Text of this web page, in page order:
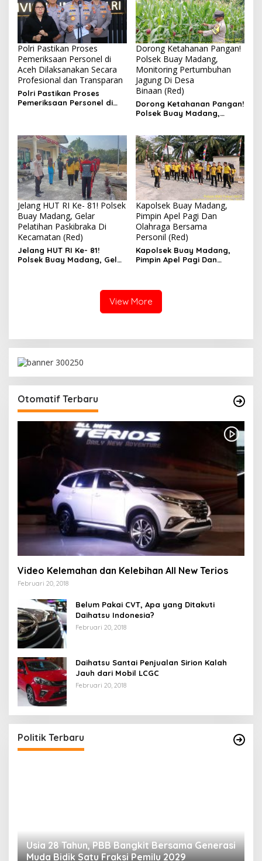
Polri Pastikan Proses
Pemeriksaan Personel di
Aceh Dilaksanakan Secara
Profesional dan Transparan
Polri Pastikan Proses
Pemeriksaan Personel di
Dorong Ketahanan Pangan!
Polsek Buay Madang,
Monitoring Pertumbuhan
Jagung Di Desa
Binaan (Red)
Dorong Ketahanan Pangan!
Polsek Buay Madang,
Jelang HUT RI Ke- 81! Polsek
Buay Madang, Gelar
Pelatihan Paskibraka Di
Kecamatan (Red)
Jelang HUT RI Ke- 81!
Polsek Buay Madang, Gelar
Kapolsek Buay Madang,
Pimpin Apel Pagi Dan
Olahraga Bersama
Personil (Red)
Kapolsek Buay Madang,
Pimpin Apel Pagi Dan
View More
Otomatif Terbaru
Video Kelemahan dan Kelebihan All New Terios
Februari 20, 2018
Belum Pakai CVT, Apa yang Ditakuti
Daihatsu Indonesia?
Februari 20, 2018
Daihatsu Santai Penjualan Sirion Kalah
Jauh dari Mobil LCGC
Februari 20, 2018
Politik Terbaru
Usia 28 Tahun, PBB Bangkit Bersama Generasi
Muda Bidik Satu Fraksi Pemilu 2029